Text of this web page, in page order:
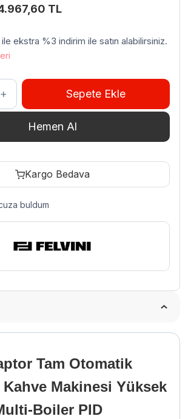
TL.
TLŞu
fiyat:
ekstra %3 indirim ile satın alabilirsiniz.
Sepete Ekle
Hemen Al
Kargo Bedava
buldum
Tam Otomatik
Makinesi Yüksek
Boiler PID